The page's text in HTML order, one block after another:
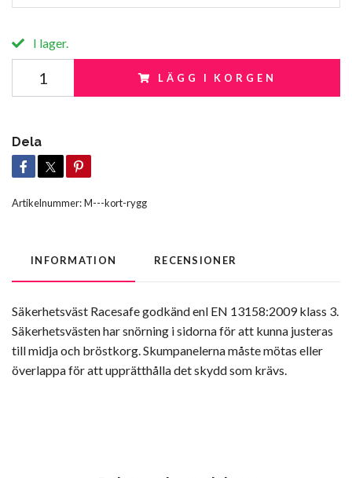
I lager.
LÄGG I KORGEN
Dela
Artikelnummer:M---kort-rygg
INFORMATION RECENSIONER
Säkerhetsväst Racesafe godkänd enl EN 13158:2009 klass 3.
Säkerhetsvästen har snörning i sidorna för att kunna justeras
till midja och bröstkorg. Skumpanelerna måste mötas eller
överlappa för att upprätthålla det skydd som krävs.